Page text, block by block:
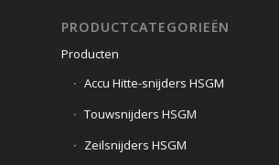
PRODUCTCATEGORIEËN
Producten
Accu Hitte-snijders HSGM
Touwsnijders HSGM
Zeilsnijders HSGM